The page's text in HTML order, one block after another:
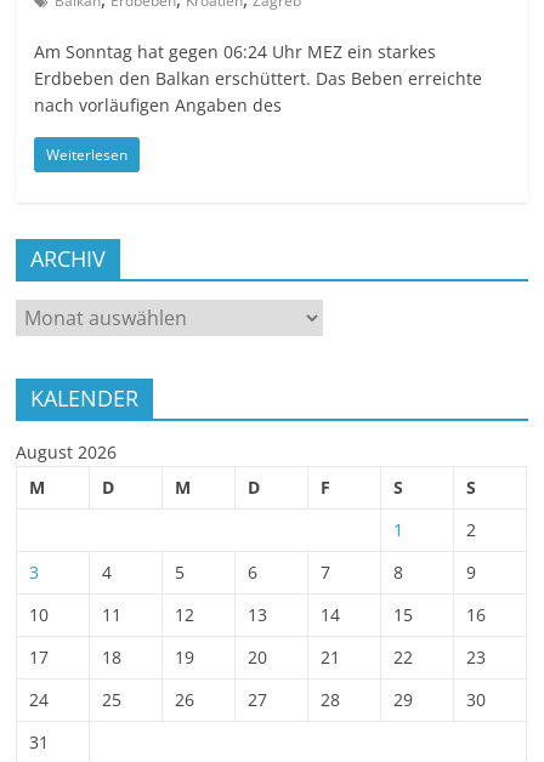
Am Sonntag hat gegen 06:24 Uhr MEZ ein starkes
Erdbeben den Balkan erschüttert. Das Beben erreichte
nach vorläufigen Angaben des
Weiterlesen
ARCHIV
ARCHIV
KALENDER
August 2026
M
D M D F S
S
1
2
3
4 5 6 7 8
9
10
11 12 13 14 15
16
17
18 19 20 21 22
23
24
25 26 27 28 29
30
31